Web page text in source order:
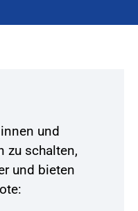
und
zu schalten,
und bieten